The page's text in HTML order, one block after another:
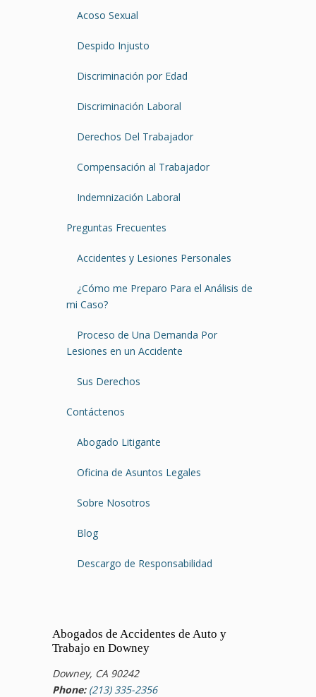
Acoso Sexual
Despido Injusto
Discriminación por Edad
Discriminación Laboral
Derechos Del Trabajador
Compensación al Trabajador
Indemnización Laboral
Preguntas Frecuentes
Accidentes y Lesiones Personales
¿Cómo me Preparo Para el Análisis de
mi Caso?
Proceso de Una Demanda Por
Lesiones en un Accidente
Sus Derechos
Contáctenos
Abogado Litigante
Oficina de Asuntos Legales
Sobre Nosotros
Blog
Descargo de Responsabilidad
Abogados de Accidentes de Auto y
Trabajo en Downey
Downey, CA 90242
Phone: (213) 335-2356